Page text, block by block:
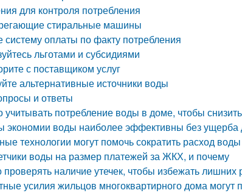
для контроля потребления
стиральные машины
систему оплаты по факту потребления
льготами и субсидиями
с поставщиком услуг
альтернативные источники воды
и ответы
потребление воды в доме, чтобы
экономии воды наиболее эффективны без
технологии могут помочь сократить расход
воды на размер платежей за ЖКХ, и почему
проверять наличие утечек, чтобы избежать лишних
усилия жильцов многоквартирного дома